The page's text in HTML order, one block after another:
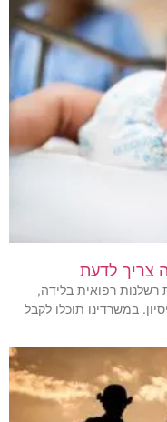
צריך לדעת
רפואית בלידה,
במשרדינו תוכלו לקבל